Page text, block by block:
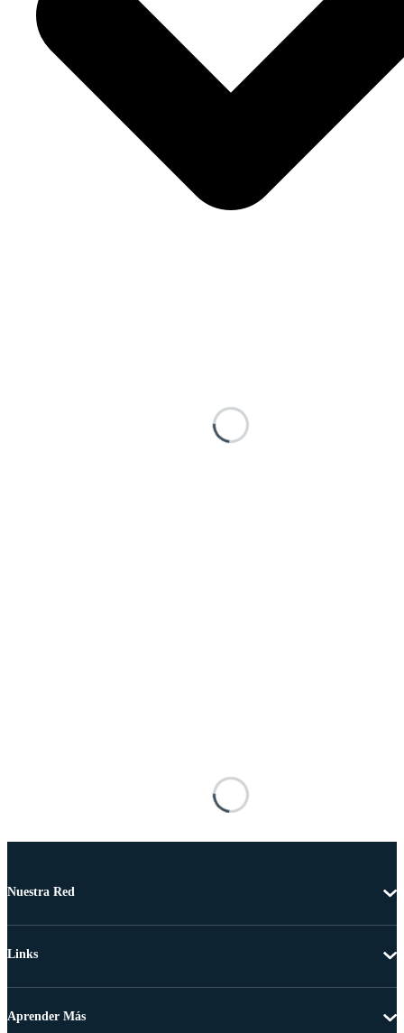
Nuestra Red
Links
Aprender Más